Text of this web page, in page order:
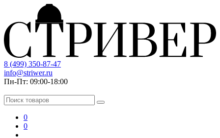
8 (499) 350-87-47
info@striwer.ru
Пн-Пт: 09:00-18:00
0
0